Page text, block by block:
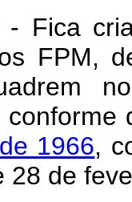
- Fica
FPM,
1966,
28 de